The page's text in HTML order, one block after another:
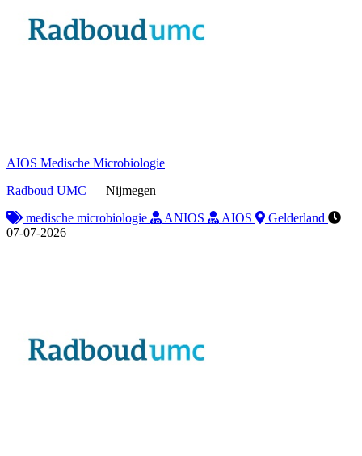
AIOS Medische Microbiologie
Radboud UMC — Nijmegen
medische microbiologie
ANIOS AIOS
Gelderland
07-07-2026